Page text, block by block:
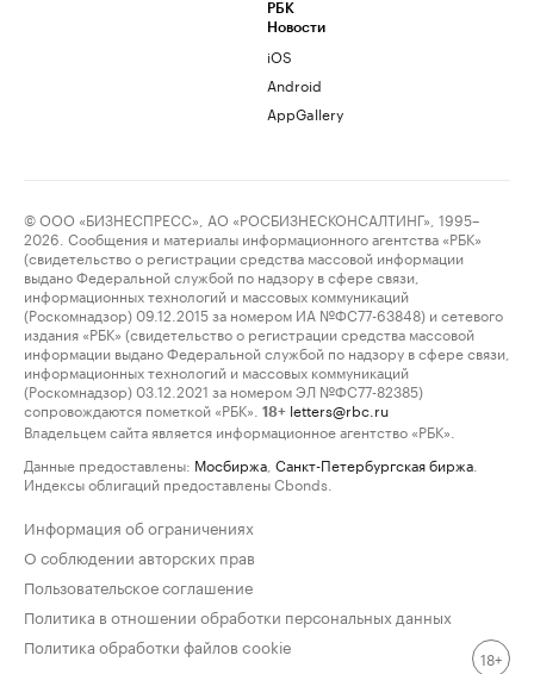
РБК
Новости
iOS
Android
AppGallery
© ООО «БИЗНЕСПРЕСС», АО «РОСБИЗНЕСКОНСАЛТИНГ», 1995–
2026. Сообщения и материалы информационного агентства «РБК»
(свидетельство о регистрации средства массовой информации
выдано Федеральной службой по надзору в сфере связи,
информационных технологий и массовых коммуникаций
(Роскомнадзор) 09.12.2015 за номером ИА №ФС77-63848) и сетевого
издания «РБК» (свидетельство о регистрации средства массовой
информации выдано Федеральной службой по надзору в сфере связи,
информационных технологий и массовых коммуникаций
(Роскомнадзор) 03.12.2021 за номером ЭЛ №ФС77-82385)
сопровождаются пометкой «РБК».
18+ letters@rbc.ru
Владельцем сайта является информационное агентство «РБК».
Данные предоставлены: Мосбиржа Санкт-Петербургская биржа
Индексы облигаций предоставлены Cbonds.
Информация об ограничениях
О соблюдении авторских прав
Пользовательское соглашение
Политика в отношении обработки персональных данных
Политика обработки файлов cookie
18+